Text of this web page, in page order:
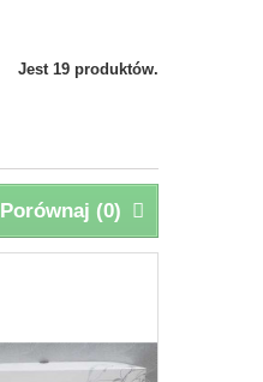
Jest 19 produktów.
Porównaj (0)